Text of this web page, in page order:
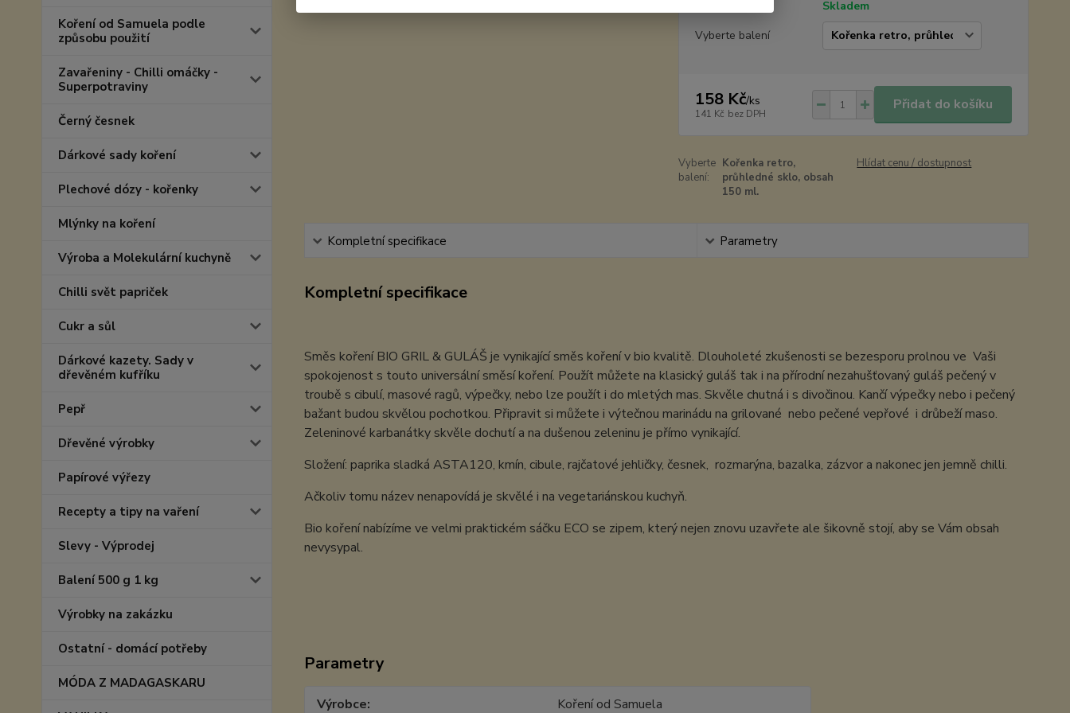
Koření od Samuela podle
způsobu použití
Zavařeniny - Chilli omáčky -
Superpotraviny
Černý česnek
Dárkové sady koření
Plechové dózy - kořenky
Mlýnky na koření
Výroba a Molekulární kuchyně
Chilli svět papriček
Cukr a sůl
Dárkové kazety. Sady v
dřevěném kufříku
Pepř
Dřevěné výrobky
Papírové výřezy
Recepty a tipy na vaření
Slevy - Výprodej
Balení 500 g 1 kg
Výrobky na zakázku
Ostatní - domácí potřeby
MÓDA Z MADAGASKARU
Skladem
Vyberte balení
158 Kč/ks
141 Kč bez DPH
Přidat do košíku
Vyberte
balení:
Kořenka retro,
průhledné sklo, obsah
150 ml.
Hlídat cenu / dostupnost
Kompletní specifikace Parametry
Kompletní specifikace
Směs koření BIO GRIL & GULÁŠ je vynikající směs koření v bio kvalitě. Dlouholeté zkušenosti se bezesporu prolnou ve Vaši
spokojenost s touto universální směsí koření. Použít můžete na klasický guláš tak i na přírodní nezahušťovaný guláš pečený v
troubě s cibulí, masové ragů, výpečky, nebo lze použít i do mletých mas. Skvěle chutná i s divočinou. Kančí výpečky nebo i pečený
bažant budou skvělou pochotkou. Připravit si můžete i výtečnou marinádu na grilované nebo pečené vepřové i drůbeží maso.
Zeleninové karbanátky skvěle dochutí a na dušenou zeleninu je přímo vynikající.
Složení: paprika sladká ASTA120, kmín, cibule, rajčatové jehličky, česnek, rozmarýna, bazalka, zázvor a nakonec jen jemně chilli.
Ačkoliv tomu název nenapovídá je skvělé i na vegetariánskou kuchyň.
Bio koření nabízíme ve velmi praktickém sáčku ECO se zipem, který nejen znovu uzavřete ale šikovně stojí, aby se Vám obsah
nevysypal.
Parametry
Výrobce Koření od Samuela